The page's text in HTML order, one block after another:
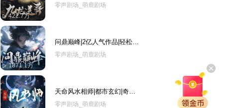
422.7万
零声剧场_萌鹿剧场
1871.1万
问鼎巅峰|2亿人气作品|轻松幽
默热血古武玄幻爽文
零声剧场_萌鹿剧场
天命风水相师|都市玄幻|奇葩
搞笑多人有声剧
零声剧场_萌鹿剧场